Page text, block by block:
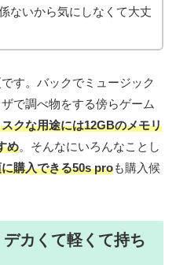
ないから気にしなくて大丈
す。バックでミュージック
で調べ物をする傍らゲーム
クな用途には12GBのメモリ
め。そんなにいろんなことし
購入できる50s proも購入候
カくて軽くて持ち